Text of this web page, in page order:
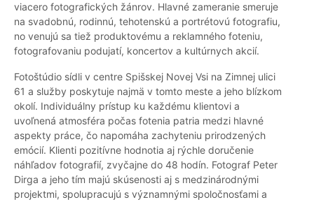
viacero fotografických žánrov. Hlavné zameranie smeruje
na svadobnú, rodinnú, tehotenskú a portrétovú fotografiu,
no venujú sa tiež produktovému a reklamného foteniu,
fotografovaniu podujatí, koncertov a kultúrnych akcií.
Fotoštúdio sídli v centre Spišskej Novej Vsi na Zimnej ulici
61 a služby poskytuje najmä v tomto meste a jeho blízkom
okolí. Individuálny prístup ku každému klientovi a
uvoľnená atmosféra počas fotenia patria medzi hlavné
aspekty práce, čo napomáha zachyteniu prirodzených
emócií. Klienti pozitívne hodnotia aj rýchle doručenie
náhľadov fotografií, zvyčajne do 48 hodín. Fotograf Peter
Dirga a jeho tím majú skúsenosti aj s medzinárodnými
projektmi, spolupracujú s významnými spoločnosťami a